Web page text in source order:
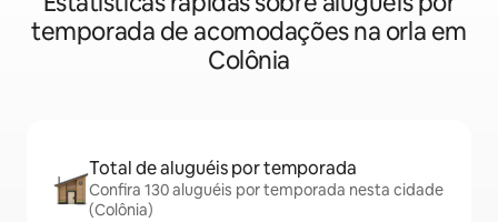
temporada de acomodações na orla em
Colônia
Total de aluguéis por temporada
Confira 130 aluguéis por temporada nesta cidade
(Colônia)